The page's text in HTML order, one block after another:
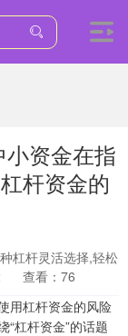
资金在指
杆资金的
杠杆灵活选择,轻松
查看：76
用杠杆资金的风险
“杠杆资金”的话题
+1.02%